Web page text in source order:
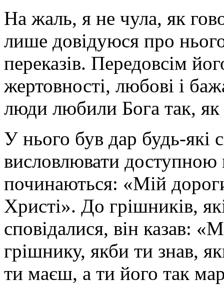
На жаль, я не чула, як
лише довідуюся про
переказів. Передовсім
жертовності, любові і
люди любили Бога так, як
У нього був дар будь-які
висловлювати
починаються: «Мій
Христі». До грішників,
сповідалися, він казав:
грішнику, якби ти знав,
ти маєш, а ти його так